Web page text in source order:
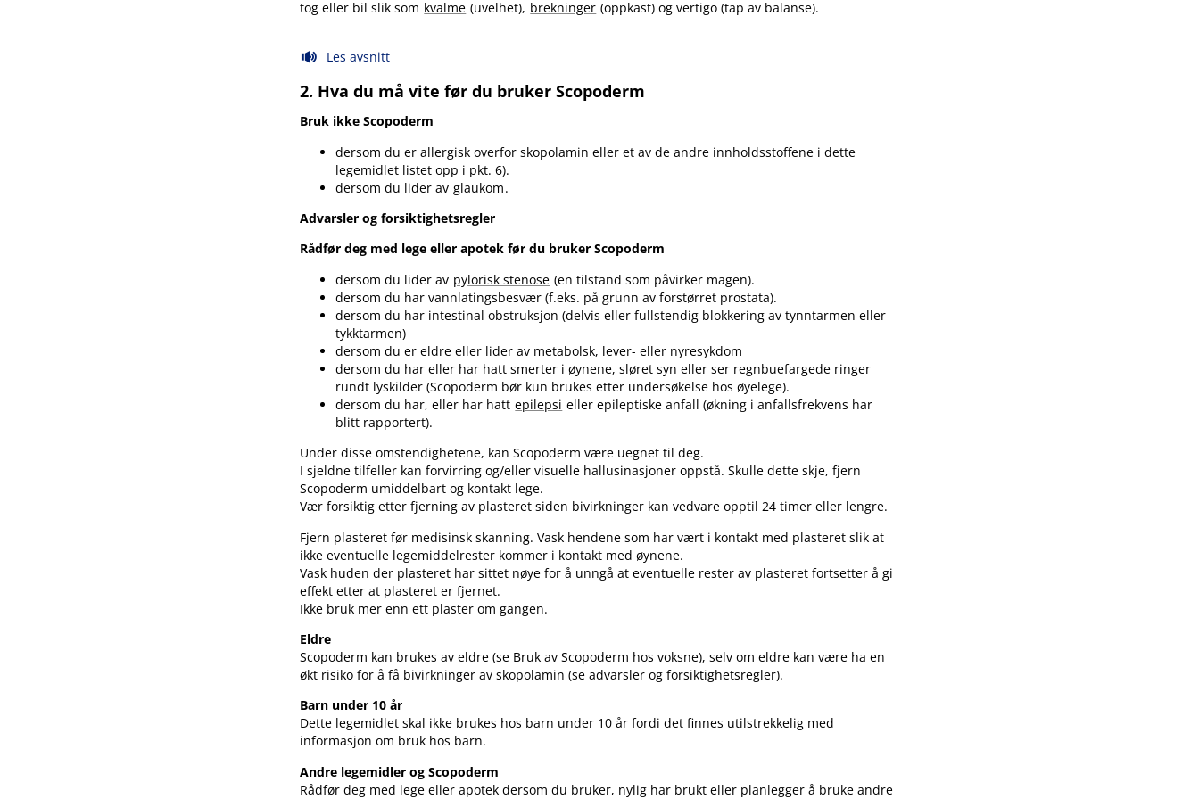
tog eller bil slik som kvalme (uvelhet), brekninger (oppkast) og vertigo (tap av balanse).
Les avsnitt
2. Hva du må vite før du bruker Scopoderm
Bruk ikke Scopoderm
dersom du er allergisk overfor skopolamin eller et av de andre innholdsstoffene i dette
legemidlet listet opp i pkt. 6).
dersom du lider av glaukom.
Advarsler og forsiktighetsregler
Rådfør deg med lege eller apotek før du bruker Scopoderm
dersom du lider av pylorisk stenose (en tilstand som påvirker magen).
dersom du har vannlatingsbesvær (f.eks. på grunn av forstørret prostata).
dersom du har intestinal obstruksjon (delvis eller fullstendig blokkering av tynntarmen eller
tykktarmen)
dersom du er eldre eller lider av metabolsk, lever- eller nyresykdom
dersom du har eller har hatt smerter i øynene, sløret syn eller ser regnbuefargede ringer
rundt lyskilder (Scopoderm bør kun brukes etter undersøkelse hos øyelege).
dersom du har, eller har hatt epilepsi eller epileptiske anfall (økning i anfallsfrekvens har
blitt rapportert).
Under disse omstendighetene, kan Scopoderm være uegnet til deg.
I sjeldne tilfeller kan forvirring og​/​eller visuelle hallusinasjoner oppstå. Skulle dette skje, fjern
Scopoderm umiddelbart og kontakt lege.
Vær forsiktig etter fjerning av plasteret siden bivirkninger kan vedvare opptil 24 timer eller lengre.
Fjern plasteret før medisinsk skanning. Vask hendene som har vært i kontakt med plasteret slik at
ikke eventuelle legemiddelrester kommer i kontakt med øynene.
Vask huden der plasteret har sittet nøye for å unngå at eventuelle rester av plasteret fortsetter å gi
effekt etter at plasteret er fjernet.
Ikke bruk mer enn ett plaster om gangen.
Eldre
Scopoderm kan brukes av eldre (se Bruk av Scopoderm hos voksne), selv om eldre kan være ha en
økt risiko for å få bivirkninger av skopolamin (se advarsler og forsiktighetsregler).
Barn under 10 år
Dette legemidlet skal ikke brukes hos barn under 10 år fordi det finnes utilstrekkelig med
informasjon om bruk hos barn.
Andre legemidler og Scopoderm
Rådfør deg med lege eller apotek dersom du bruker, nylig har brukt eller planlegger å bruke andre